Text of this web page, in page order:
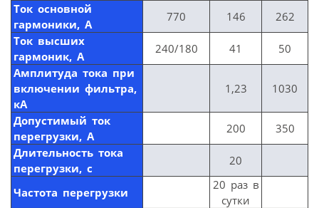
Ток основной
гармоники, А
770 146
262
Ток высших
гармоник, А
240/180 41
50
Амплитуда тока при
включении фильтра,
кА
1,23 1030
Допустимый ток
перегрузки, А
200
350
Длительность тока
перегрузки, с
20
Частота перегрузки
20 раз в
сутки